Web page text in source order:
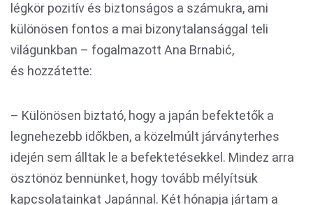
légkör pozitív és biztonságos a számukra, ami
különösen fontos a mai bizonytalansággal teli
világunkban – fogalmazott Ana Brnabić,
és hozzátette:
– Különösen biztató, hogy a japán befektetők a
legnehezebb időkben, a közelmúlt járványterhes
idején sem álltak le a befektetésekkel. Mindez arra
ösztönöz bennünket, hogy tovább mélyítsük
kapcsolatainkat Japánnal. Két hónapja jártam a